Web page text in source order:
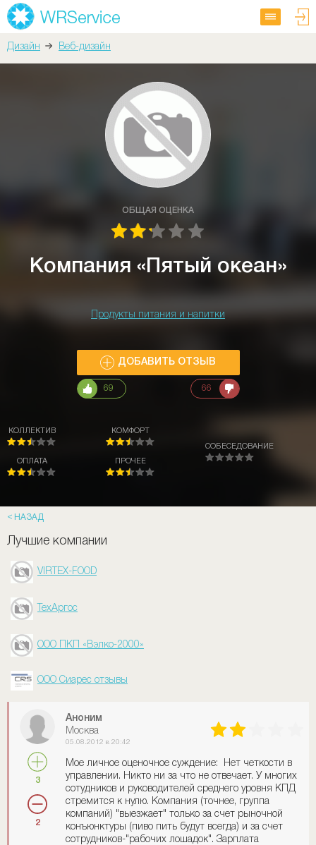
Дизайн Веб-дизайн
ОБЩАЯ ОЦЕНКА
Компания «Пятый океан»
Продукты питания и напитки
ДОБАВИТЬ ОТЗЫВ
69 66
КОЛЛЕКТИВ
ОПЛАТА
КОМФОРТ
ПРОЧЕЕ
СОБЕСЕДОВАНИЕ
НАЗАД
Лучшие компании
VIRTEX-FOOD
ТехАргос
ООО ПКП «Вэлко-2000»
ООО Сиарес отзывы
3
2
Аноним
Москва
05.08.2012 в 20:42
Мое личное оценочное суждение: Нет четкости в
управлении. Никто ни за что не отвечает. У многих
сотудников и руководителей среднего уровня КПД
стремится к нулю. Компания (точнее, группа
компаний) "выезжает" только за счет рыночной
конъюнктуры (пиво пить будут всегда) и за счет
сотрудников-"рабочих лошадок". Зарплата